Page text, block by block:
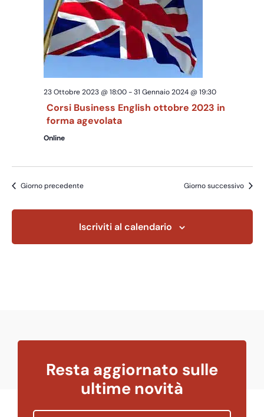
23 Ottobre 2023 @ 18:00-31 Gennaio 2024 @ 19:30
Corsi Business English ottobre 2023 in
forma agevolata
Online
Giorno precedente Giorno successivo
Iscriviti al calendario
Resta aggiornato sulle
ultime novità